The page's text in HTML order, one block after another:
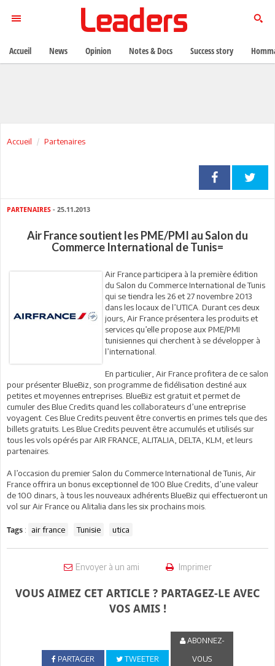
Accueil Partenaires
PARTENAIRES - 25.11.2013
Air France soutient les PME/PMI au Salon du
Commerce International de Tunis=
Air France participera à la première édition
du Salon du Commerce International de Tunis
qui se tiendra les 26 et 27 novembre 2013
dans les locaux de l’UTICA. Durant ces deux
jours, Air France présentera les produits et
services qu’elle propose aux PME/PMI
tunisiennes qui cherchent à se développer à
l’international.
En particulier, Air France profitera de ce salon
pour présenter BlueBiz, son programme de fidélisation destiné aux
petites et moyennes entreprises. BlueBiz est gratuit et permet de
cumuler des Blue Credits quand les collaborateurs d’une entreprise
voyagent. Ces Blue Credits peuvent être convertis en primes tels que des
billets gratuits. Les Blue Credits peuvent être accumulés et utilisés sur
tous les vols opérés par AIR FRANCE, ALITALIA, DELTA, KLM, et leurs
partenaires.
A l’occasion du premier Salon du Commerce International de Tunis, Air
France offrira un bonus exceptionnel de 100 Blue Credits, d’une valeur
de 100 dinars, à tous les nouveaux adhérents BlueBiz qui effectueront un
vol sur Air France ou Alitalia dans les six prochains mois.
Tags : air france Tunisie utica
Envoyer à un ami Imprimer
VOUS AIMEZ CET ARTICLE ? PARTAGEZ-LE AVEC
VOS AMIS !
PARTAGER TWEETER
ABONNEZ-
VOUS
Accueil News Opinion Notes & Docs Success story